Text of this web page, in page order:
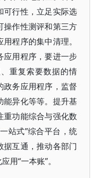
可行性，立足实际选
操作性测评和第三方
程序的集中清理。
应用程序，要进一步
重复索要数据的情
政务应用程序，监督
异化等等。提升基
重功能综合与强化数
站式”综合平台，统
互通，推动各部门
用“一本账”。